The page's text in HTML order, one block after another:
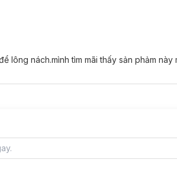
hơn trong mắt người đối diện.
lông nách.mình tìm mãi thấy sản phảm